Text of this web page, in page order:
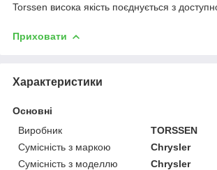
Torssen висока якість поєднується з
Приховати
Характеристики
Основні
Виробник
TORSSEN
Сумісність з маркою
Chrysler
Сумісність з моделлю
Chrysler